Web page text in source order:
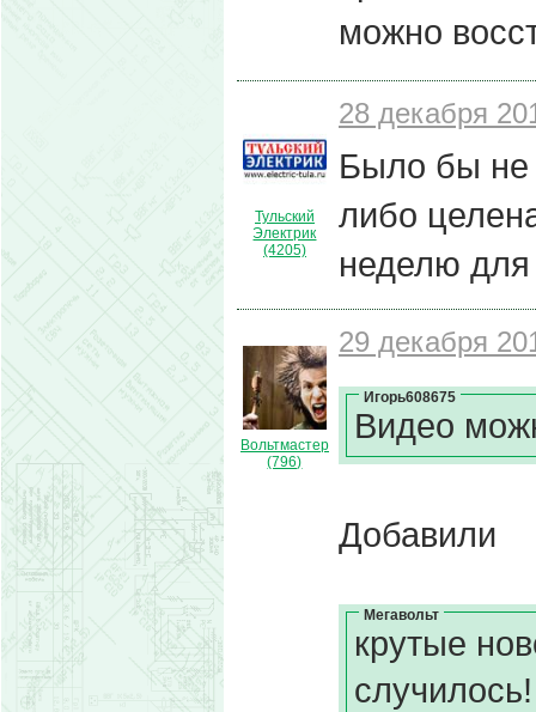
можно
Тульский
Электрик
(4205)
28 декабря
Было бы не
либо
неделю
Вольтмастер
(796)
29 декабря
Игорь608675
Видео
Добавили
Мегавольт
крутые
случилось!